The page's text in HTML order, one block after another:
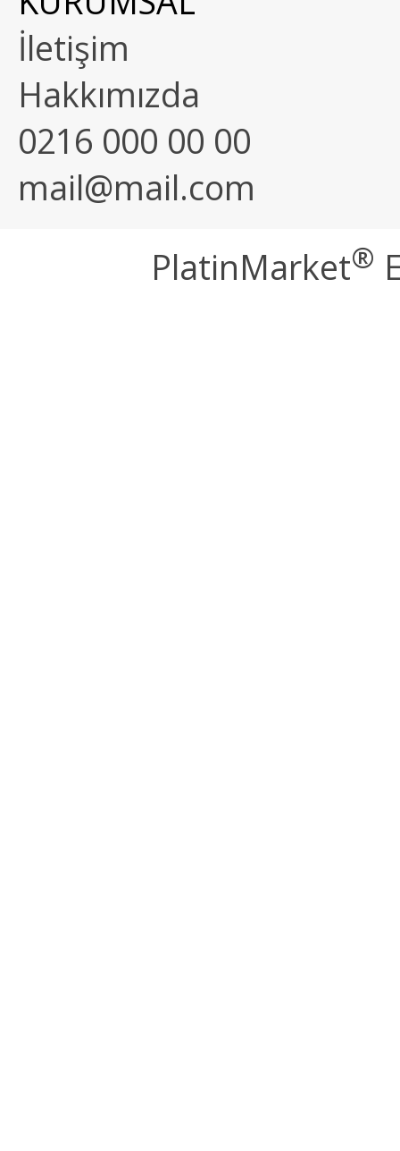
İletişim
Hakkımızda
0216 000 00 00
mail@mail.com
PlatinMarket®